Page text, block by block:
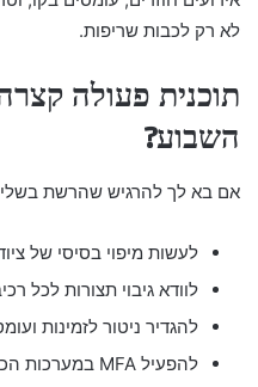
לא רק לכבות שריפות.
תוכנית פעולה
השבוע?
אם בא לך להרגיש שהרשת
לעשות מיפוי בסיסי של
לוודא גיבוי תצורות לכל
להגדיר ניטור לזמינות
להפעיל MFA במערכות הכי חשובות.